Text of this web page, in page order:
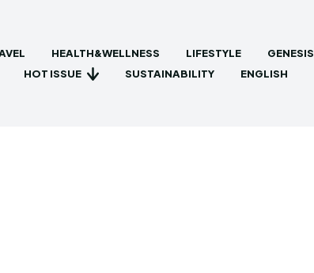
HEALTH&WELLNESS LIFESTYLE GENESIS
HOT ISSUE SUSTAINABILITY ENGLISH